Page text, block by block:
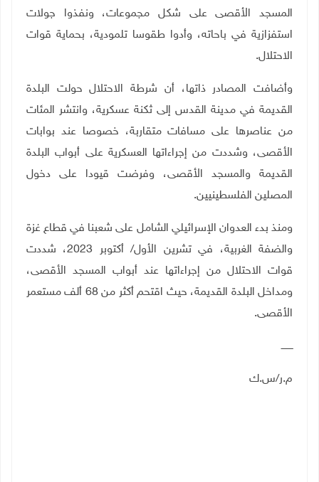
المسجد الأقصى على شكل مجموعات، ونفذوا جولات
استفزازية في باحاته، وأدوا طقوسا تلمودية، بحماية قوات
الاحتلال.
وأضافت المصادر ذاتها، أن شرطة الاحتلال حولت البلدة
القديمة في مدينة القدس إلى ثكنة عسكرية، وانتشر المئات
من عناصرها على مسافات متقاربة، خصوصا عند بوابات
الأقصى، وشددت من إجراءاتها العسكرية على أبواب البلدة
القديمة والمسجد الأقصى، وفرضت قيودا على دخول
المصلين الفلسطينيين.
ومنذ بدء العدوان الإسرائيلي الشامل على شعبنا في قطاع غزة
والضفة الغربية، في تشرين الأول/ أكتوبر 2023، شددت
قوات الاحتلال من إجراءاتها عند أبواب المسجد الأقصى،
ومداخل البلدة القديمة، حيث اقتحم أكثر من 68 ألف مستعمر
الأقصى.
ــــــــ
م.ر/س.ك